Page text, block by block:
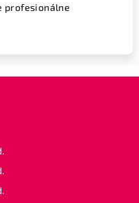
profesionálne